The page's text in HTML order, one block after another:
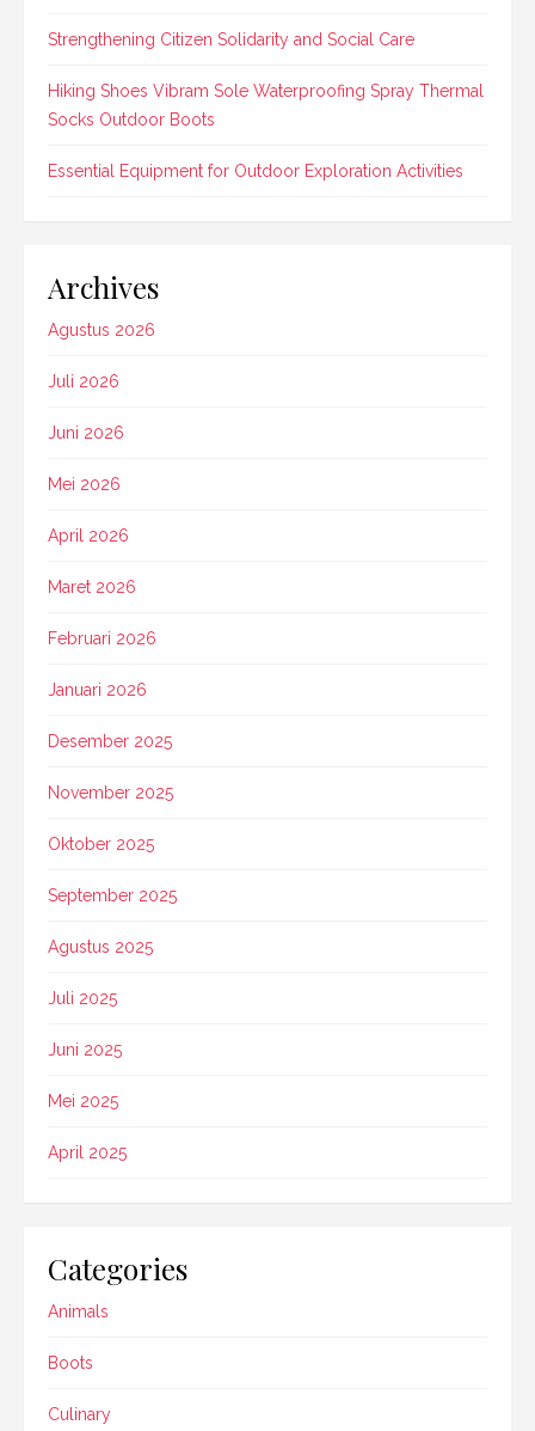
Strengthening Citizen Solidarity and Social Care
Hiking Shoes Vibram Sole Waterproofing Spray Thermal
Socks Outdoor Boots
Essential Equipment for Outdoor Exploration Activities
Archives
Agustus 2026
Juli 2026
Juni 2026
Mei 2026
April 2026
Maret 2026
Februari 2026
Januari 2026
Desember 2025
November 2025
Oktober 2025
September 2025
Agustus 2025
Juli 2025
Juni 2025
Mei 2025
April 2025
Categories
Animals
Boots
Culinary